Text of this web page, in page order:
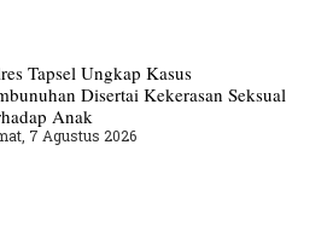
Tapsel Ungkap Kasus
Disertai Kekerasan Seksual
Anak
7 Agustus 2026